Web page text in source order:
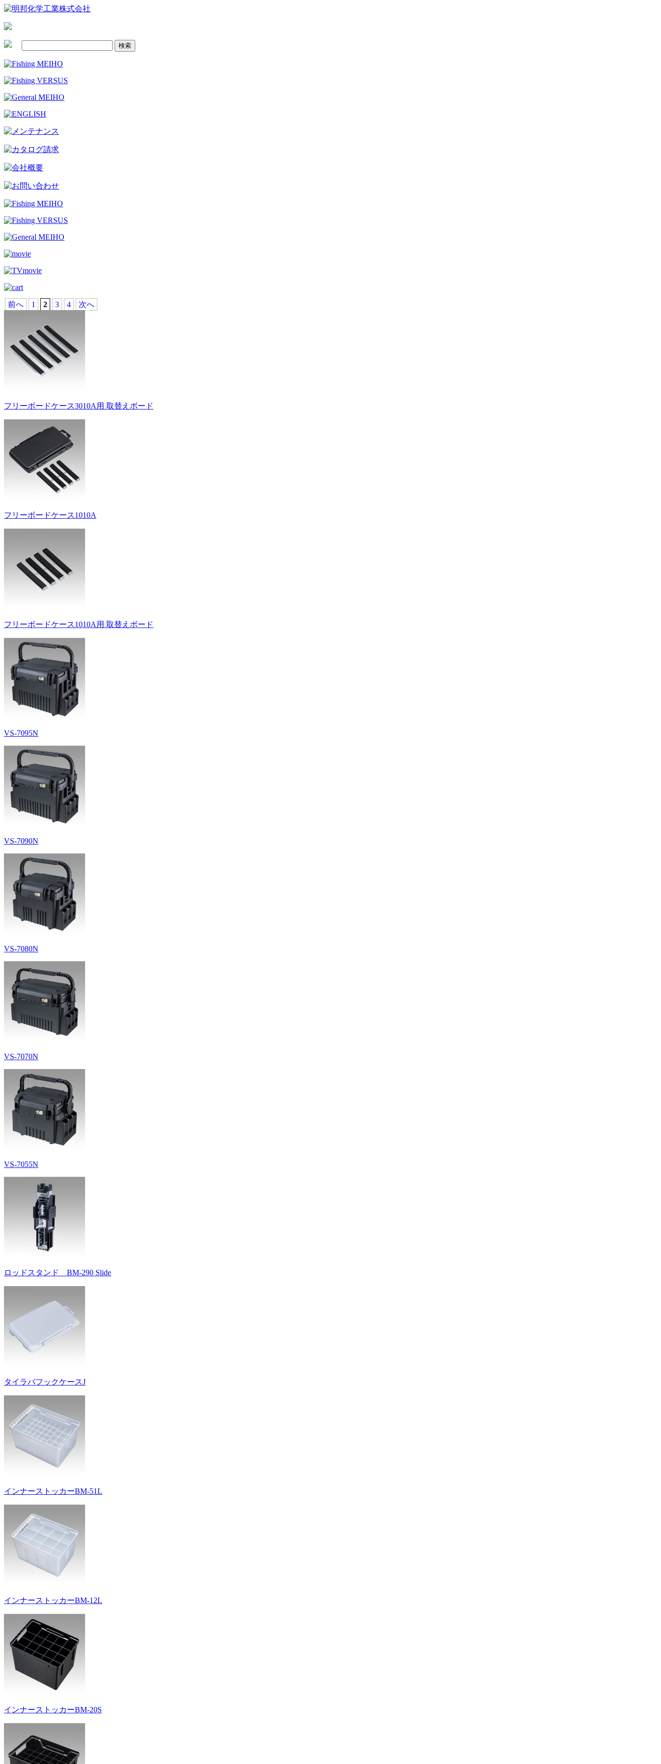
前へ 1 2 3 4 次へ
フリーボードケース3010A用 取替えボード
フリーボードケース1010A
フリーボードケース1010A用 取替えボード
VS-7095N
VS-7090N
VS-7080N
VS-7070N
VS-7055N
ロッドスタンド BM-290 Slide
タイラバフックケースJ
インナーストッカーBM-51L
インナーストッカーBM-12L
インナーストッカーBM-20S